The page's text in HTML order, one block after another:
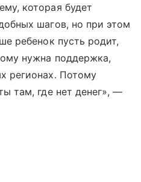
которая будет
шагов, но при этом
ребенок пусть родит,
нужна поддержка,
регионах. Потому
там, где нет денег», —